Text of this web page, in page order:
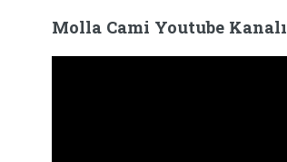
Molla Cami Youtube Kanalı